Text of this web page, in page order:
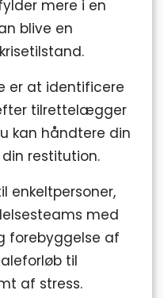
mere i en
blive en
.
er at identificere
tilrettelægger
kan håndtere din
restitution.
enkeltpersoner,
med
forebyggelse af
til
af stress.